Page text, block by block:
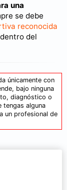
una
se debe
reconocida
del
únicamente con
bajo ninguna
diagnóstico o
tengas alguna
un profesional de